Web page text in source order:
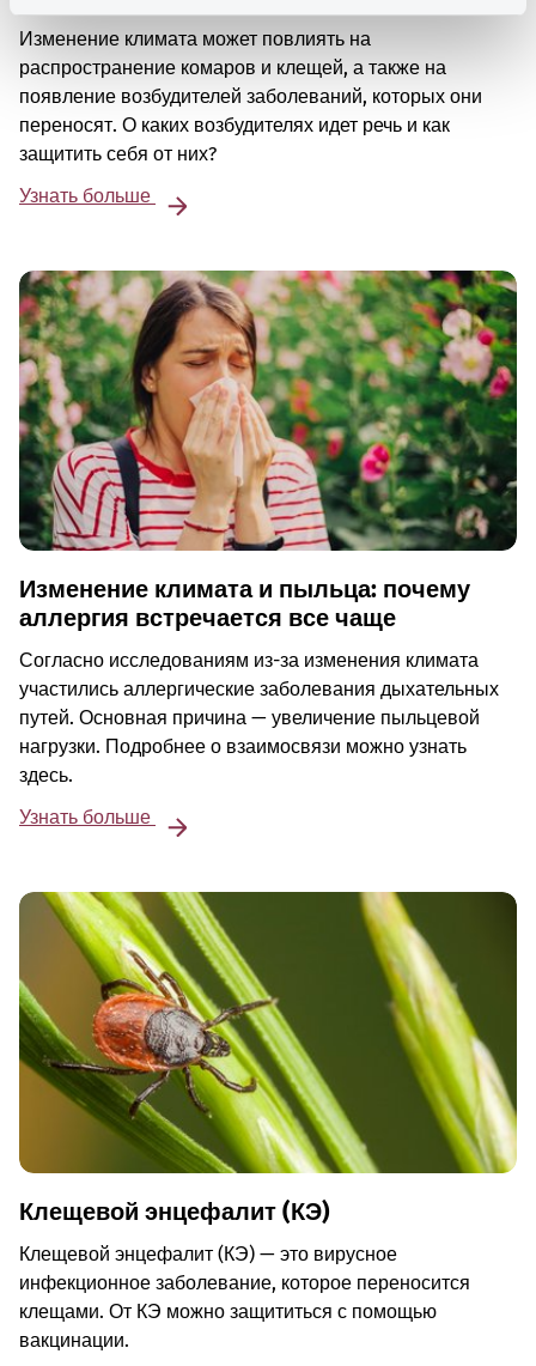
Изменение климата может повлиять на
распространение комаров и клещей, а также на
появление возбудителей заболеваний, которых они
переносят. О каких возбудителях идет речь и как
защитить себя от них?
Узнать больше
Изменение климата и пыльца: почему
аллергия встречается все чаще
Согласно исследованиям из-за изменения климата
участились аллергические заболевания дыхательных
путей. Основная причина — увеличение пыльцевой
нагрузки. Подробнее о взаимосвязи можно узнать
здесь.
Узнать больше
Клещевой энцефалит (КЭ)
Клещевой энцефалит (КЭ) — это вирусное
инфекционное заболевание, которое переносится
клещами. От КЭ можно защититься с помощью
вакцинации.